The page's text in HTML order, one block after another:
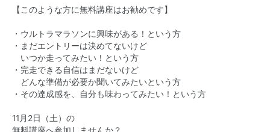
【このような方に無料講座はお勧めです】
・ウルトラマラソンに興味がある！という方
・まだエントリーは決めてないけど
いつか走ってみたい！という方
・完走できる自信はまだないけど
どんな準備が必要か聞いてみたいという方
・その達成感を、自分も味わってみたい！という方
11月2日（土）の